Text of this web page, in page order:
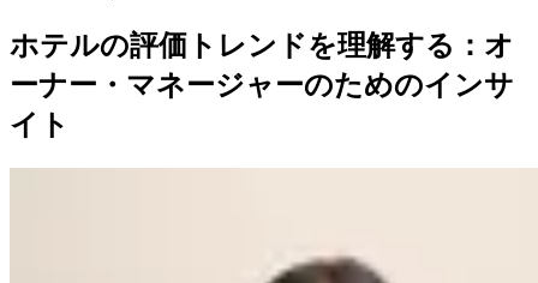
ホテルの評価トレンドを理解する：オ
ーナー・マネージャーのためのインサ
イト